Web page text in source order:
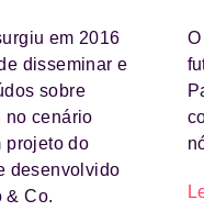
em 2016
disseminar e
sobre
no cenário
projeto do
desenvolvido
& Co.